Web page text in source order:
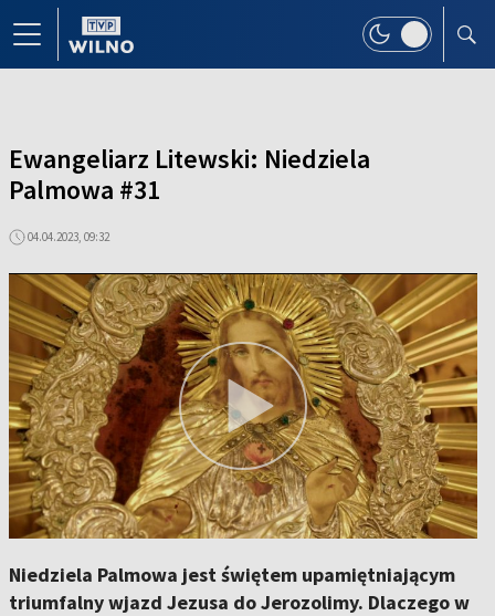
Ewangeliarz Litewski: Niedziela
Palmowa #31
04.04.2023, 09:32
Niedziela Palmowa jest świętem upamiętniającym
triumfalny wjazd Jezusa do Jerozolimy. Dlaczego w